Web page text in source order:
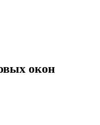
окон